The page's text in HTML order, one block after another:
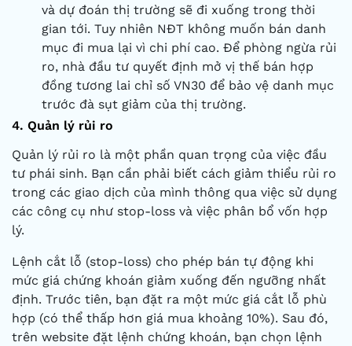
và dự đoán thị trường sẽ đi xuống trong thời
gian tới. Tuy nhiên NĐT không muốn bán danh
mục đi mua lại vì chi phí cao. Để phòng ngừa rủi
ro, nhà đầu tư quyết định mở vị thế bán hợp
đồng tương lai chỉ số VN30 để bảo vệ danh mục
trước đà sụt giảm của thị trường.
4. Quản lý rủi ro
Quản lý rủi ro là một phần quan trọng của việc đầu
tư phái sinh. Bạn cần phải biết cách giảm thiểu rủi ro
trong các giao dịch của mình thông qua việc sử dụng
các công cụ như stop-loss và việc phân bổ vốn hợp
lý.
Lệnh cắt lỗ (stop-loss) cho phép bán tự động khi
mức giá chứng khoán giảm xuống đến ngưỡng nhất
định. Trước tiên, bạn đặt ra một mức giá cắt lỗ phù
hợp (có thể thấp hơn giá mua khoảng 10%). Sau đó,
trên website đặt lệnh chứng khoán, bạn chọn lệnh